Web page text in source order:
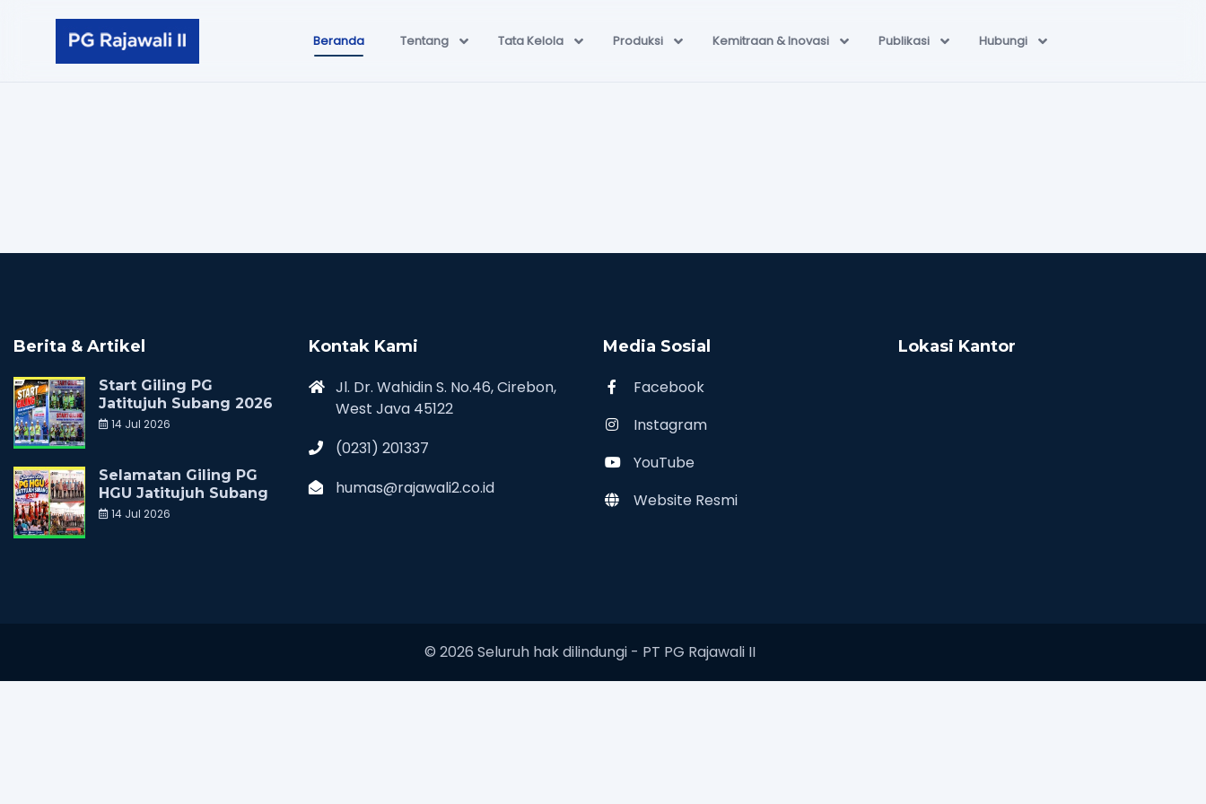
Beranda Tentang Tata Kelola Produksi Kemitraan & Inovasi Publikasi Hubungi
Berita & Artikel
Start Giling PG
Jatitujuh Subang 2026
14 Jul 2026
Selamatan Giling PG
HGU Jatitujuh Subang
14 Jul 2026
Kontak Kami
Jl. Dr. Wahidin S. No.46, Cirebon,
West Java 45122
(0231) 201337
humas@rajawali2.co.id
Media Sosial
Facebook
Instagram
YouTube
Website Resmi
Lokasi Kantor
© 2026 Seluruh hak dilindungi - PT PG Rajawali II